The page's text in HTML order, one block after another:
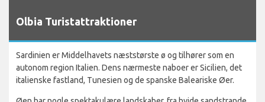
Olbia Turistattraktioner
Sardinien er Middelhavets næststørste ø og tilhører som en
autonom region Italien. Dens nærmeste naboer er Sicilien, det
italienske fastland, Tunesien og de spanske Baleariske Øer.